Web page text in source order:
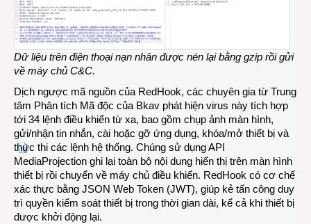
Dữ liệu trên điện thoại nạn nhân được nén lại bằng gzip rồi gửi
về máy chủ C&C.
Dịch ngược mã nguồn của RedHook, các chuyên gia từ Trung
tâm Phân tích Mã độc của Bkav phát hiện virus này tích hợp
tới 34 lệnh điều khiển từ xa, bao gồm chụp ảnh màn hình,
gửi/nhận tin nhắn, cài hoặc gỡ ứng dụng, khóa/mở thiết bị và
thực thi các lệnh hệ thống. Chúng sử dụng API
MediaProjection ghi lại toàn bộ nội dung hiển thị trên màn hình
thiết bị rồi chuyển về máy chủ điều khiển. RedHook có cơ chế
xác thực bằng JSON Web Token (JWT), giúp kẻ tấn công duy
trì quyền kiểm soát thiết bị trong thời gian dài, kể cả khi thiết bị
được khởi động lại.